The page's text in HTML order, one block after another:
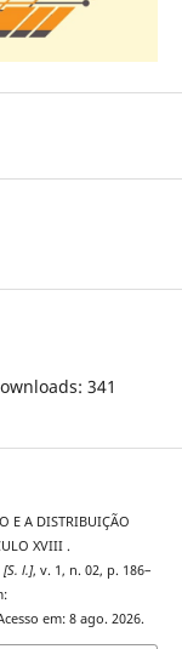
341
E A DISTRIBUIÇÃO
XVIII .
[S. l.], v. 1, n. 02, p. 186–
em: 8 ago. 2026.